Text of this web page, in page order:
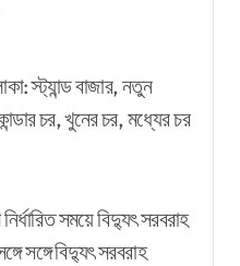
স্ট্যান্ড বাজার, নতুন
চর, খুনের চর, মধ্যের চর
সময়ে বিদ্যুৎ সরবরাহ
সঙ্গে বিদ্যুৎ সরবরাহ